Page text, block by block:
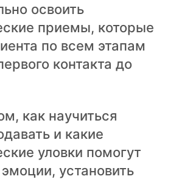
освоить
приемы, которые
по всем этапам
контакта до
как научиться
и какие
уловки помогут
установить